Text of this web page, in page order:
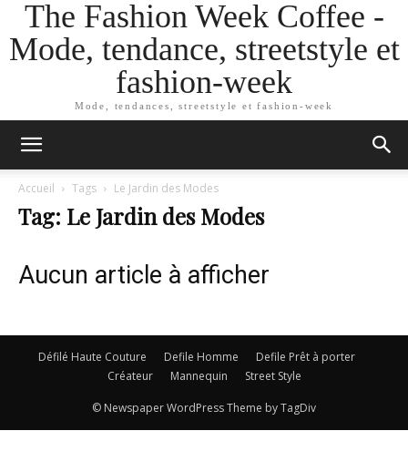
The Fashion Week Coffee -
Mode, tendance, streetstyle et
fashion-week
Mode, tendances, streetstyle et fashion-week
Accueil Tags Le Jardin des Modes
Tag: Le Jardin des Modes
Aucun article à afficher
Défilé Haute Couture Defile Homme
Defile Prêt à porter
Créateur
Mannequin Street Style
© Newspaper WordPress Theme by TagDiv